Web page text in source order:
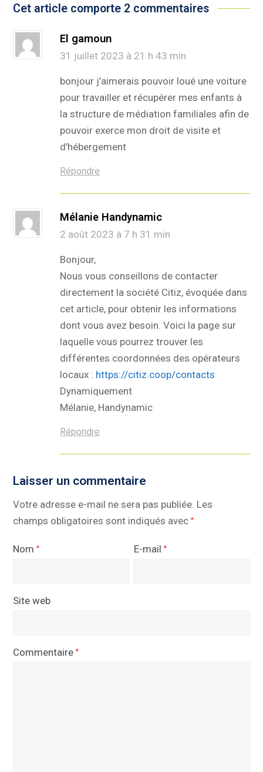
Cet article comporte 2 commentaires
El gamoun
31 juillet 2023 à 21 h 43 min
bonjour j’aimerais pouvoir loué une voiture
pour travailler et récupérer mes enfants à
la structure de médiation familiales afin de
pouvoir exerce mon droit de visite et
d’hébergement
Répondre
Mélanie Handynamic
2 août 2023 à 7 h 31 min
Bonjour,
Nous vous conseillons de contacter
directement la société Citiz, évoquée dans
cet article, pour obtenir les informations
dont vous avez besoin. Voici la page sur
laquelle vous pourrez trouver les
différentes coordonnées des opérateurs
locaux : https://citiz.coop/contacts
Dynamiquement
Mélanie, Handynamic
Répondre
Laisser un commentaire
Votre adresse e-mail ne sera pas publiée. Les
champs obligatoires sont indiqués avec*
Nom* E-mail*
Site web
Commentaire*